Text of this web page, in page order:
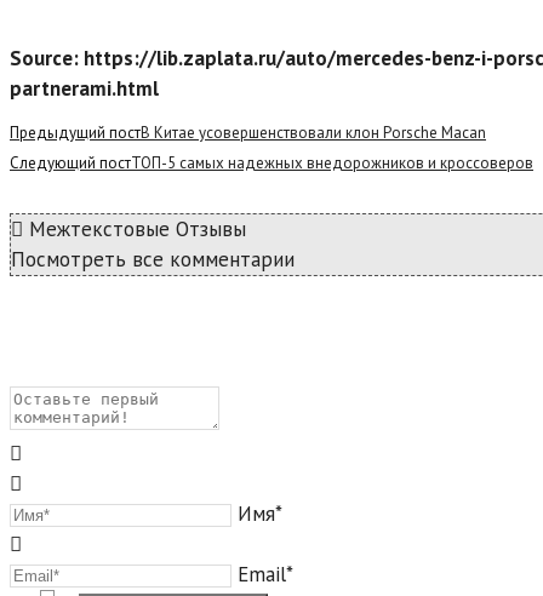
Source: https://lib.zaplata.ru/auto/mercedes-benz-i-
partnerami.html
Read
more
Предыдущий постВ Китае усовершенствовали клон Porsche Macan
Следующий постТОП-5 самых надежных внедорожников и кроссоверов
Межтекстовые Отзывы
Посмотреть все комментарии
Имя*
Email*